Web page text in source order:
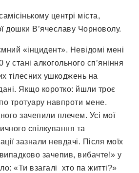
центрі міста,
дошки В’ячеславу Чорноволу.
«інцидент». Невідомі мені
стані алкогольного сп’яніння
тілесних ушкоджень на
Якщо коротко: йшли троє
тротуару навпроти мене.
зачепили плечем. Усі мої
спілкування та
зазнали невдачі. Після моїх
зачепив, вибачте!» у
«Ти взагалі хто па житті?»